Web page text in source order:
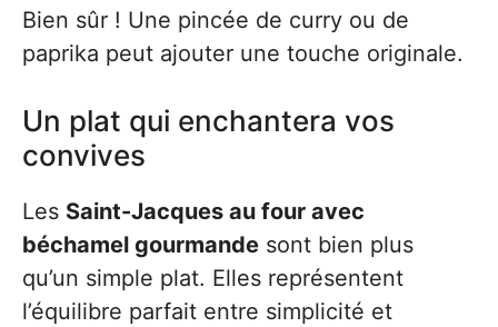
Bien sûr ! Une pincée de curry ou de
paprika peut ajouter une touche originale.
Un plat qui enchantera vos
convives
Les Saint-Jacques au four avec
béchamel gourmande sont bien plus
qu’un simple plat. Elles représentent
l’équilibre parfait entre simplicité et